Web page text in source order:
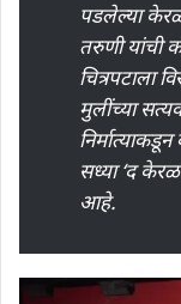
पडलेल्या
तरुणी यांची
चित्रपटाला
मुलींच्या
सध्या ‘द केरळ
आहे.